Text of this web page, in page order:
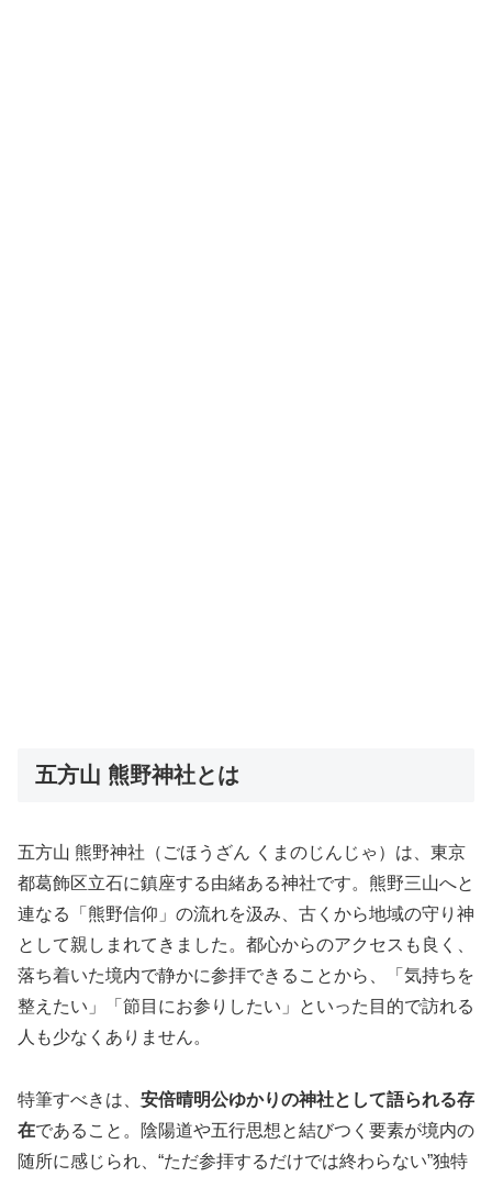
五方山 熊野神社とは
五方山 熊野神社（ごほうざん くまのじんじゃ）は、東京
都葛飾区立石に鎮座する由緒ある神社です。熊野三山へと
連なる「熊野信仰」の流れを汲み、古くから地域の守り神
として親しまれてきました。都心からのアクセスも良く、
落ち着いた境内で静かに参拝できることから、「気持ちを
整えたい」「節目にお参りしたい」といった目的で訪れる
人も少なくありません。
特筆すべきは、 安倍晴明公ゆかりの神社として語られる存
在であること。陰陽道や五行思想と結びつく要素が境内の
随所に感じられ、“ただ参拝するだけでは終わらない”独特